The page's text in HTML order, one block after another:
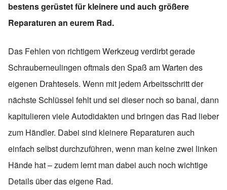
bestens gerüstet für kleinere und auch größere
Reparaturen an eurem Rad.
Das Fehlen von richtigem Werkzeug verdirbt gerade
Schrauberneulingen oftmals den Spaß am Warten des
eigenen Drahtesels. Wenn mit jedem Arbeitsschritt der
nächste Schlüssel fehlt und sei dieser noch so banal, dann
kapitulieren viele Autodidakten und bringen das Rad lieber
zum Händler. Dabei sind kleinere Reparaturen auch
einfach selbst durchzuführen, wenn man keine zwei linken
Hände hat – zudem lernt man dabei auch noch wichtige
Details über das eigene Rad.